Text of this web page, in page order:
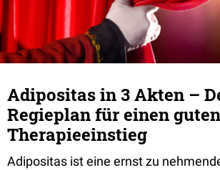
Adipositas in 3 Akten –
Regieplan für einen guten
Therapieeinstieg
Adipositas ist eine ernst zu